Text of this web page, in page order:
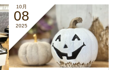
10月
08
2025